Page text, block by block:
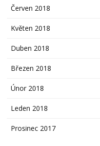
Červen 2018
Květen 2018
Duben 2018
Březen 2018
Únor 2018
Leden 2018
Prosinec 2017